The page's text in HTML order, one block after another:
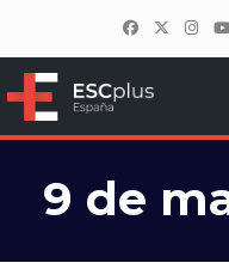
ESCplus
9 de